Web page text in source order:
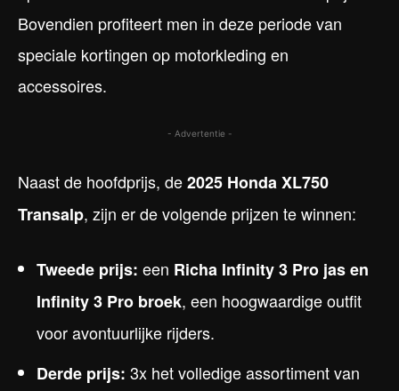
Bovendien profiteert men in deze periode van
speciale kortingen op motorkleding en
accessoires.
- Advertentie -
Naast de hoofdprijs, de2025 Honda XL750
Transalp, zijn er de volgende prijzen te winnen:
Tweede prijs: een Richa Infinity 3 Pro jas en
Infinity 3 Pro broek, een hoogwaardige outfit
voor avontuurlijke rijders.
Derde prijs: 3x het volledige assortiment van